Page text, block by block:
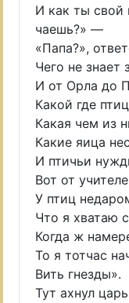
И как ты свой
чаешь?» —
«Папа?»,
Чего не знает
И от Орла до
Какой где
Какая чем из
Какие яица
И птичьи
Вот от
У птиц
Что я хватаю
Когда ж
То я тотчас
Вить гнезды».
Тут ахнул